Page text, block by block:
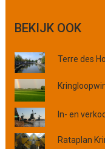
e
k
p
p
l
a
a
t
s
BEKIJK OOK
Terre des
In- en
Rataplan